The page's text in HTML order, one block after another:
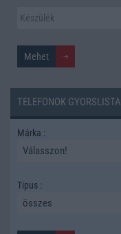
TELEFONOK GYORSLISTA
Márka :
Tipus :